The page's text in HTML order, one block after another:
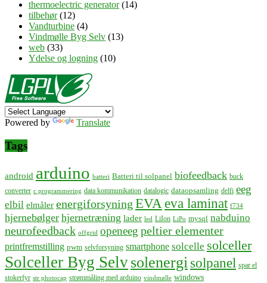
thermoelectric generator(14)
tilbehør(12)
Vandturbine (4)
Vindmølle Byg Selv (13)
web (33)
Ydelse og logning (10)
Powered by Translate
Tags
android arduino batteri Batteri til solpanel biofeedback buck
converter c programmering data kommunikation datalogic dataopsamling delfi eeg
elbil elmåler energiforsyning EVA eva laminat f734
hjernebølger hjernetræning lader led LiIon LiPo mysql nabduino
neurofeedback offgrid openeeg peltier elementer
printfremstilling pwm selvforsyning smartphone solcelle solceller
Solceller Byg Selvsolenergisolpanel spar el
stokerfyr str photocap strømmåling med arduino vindmølle windows